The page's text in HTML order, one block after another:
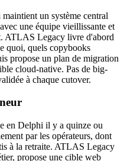
un système central
une équipe vieillissante et
ATLAS Legacy livre d'abord
quoi, quels copybooks
propose un plan de migration
cloud-native. Pas de big-
à chaque cutover.
en Delphi il y a quinze ou
par les opérateurs, dont
à la retraite. ATLAS Legacy
propose une cible web